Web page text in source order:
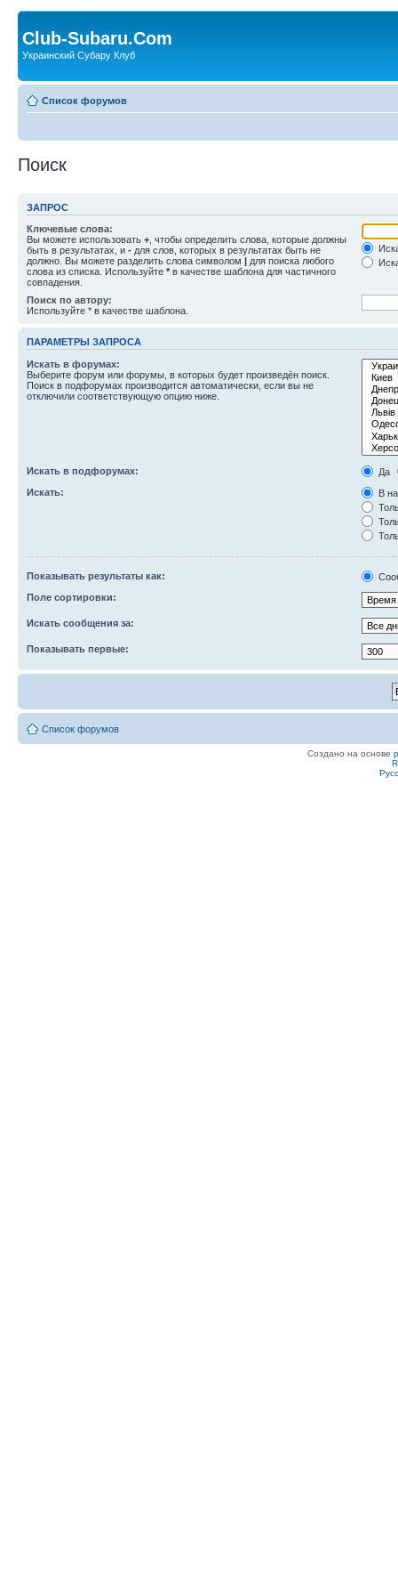
Club-Subaru.Com
Украинский Субару Клуб
Список форумов
Поиск
ЗАПРОС
Ключевые слова:
Вы можете использовать + , чтобы определить слова, которые должны
быть в результатах, и - для слов, которых в результатах быть не
должно. Вы можете разделить слова символом | для поиска любого
слова из списка. Используйте * в качестве шаблона для частичного
совпадения.
Поиск по автору:
Используйте * в качестве шаблона.
ПАРАМЕТРЫ ЗАПРОСА
Искать в форумах:
Выберите форум или форумы, в которых будет произведён поиск.
Поиск в подфорумах производится автоматически, если вы не
отключили соответствующую опцию ниже.
Искать в подфорумах:
Да
Искать:
В
Показывать результаты как:
Поле сортировки:
Искать сообщения за:
Показывать первые:
Список форумов
Создано на основе